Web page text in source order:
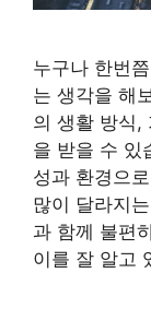
누구나 한번
는 생각을 해
의 생활 방식,
을 받을 수 있
성과 환경으
많이 달라지
과 함께 불편
이를 잘 알고